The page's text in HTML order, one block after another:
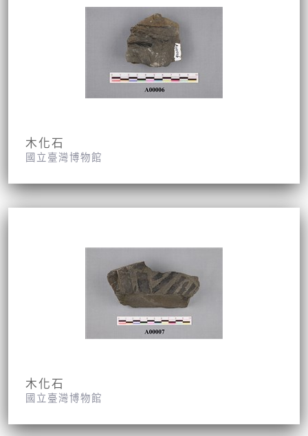
木化石
國立臺灣博物館
木化石
國立臺灣博物館